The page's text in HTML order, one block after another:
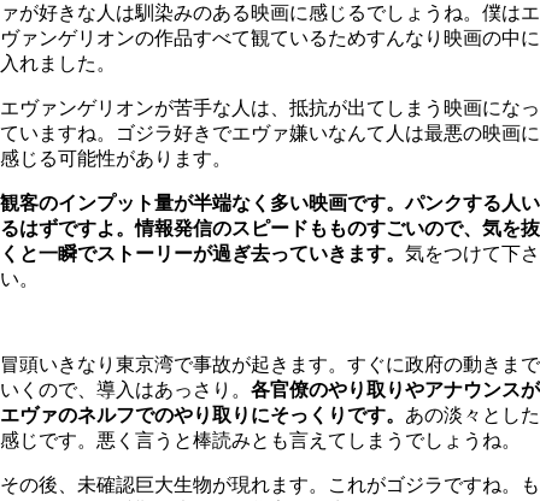
ァが好きな人は馴染みのある映画に感じるでしょうね。僕はエ
ヴァンゲリオンの作品すべて観ているためすんなり映画の中に
入れました。
エヴァンゲリオンが苦手な人は、抵抗が出てしまう映画になっ
ていますね。ゴジラ好きでエヴァ嫌いなんて人は最悪の映画に
感じる可能性があります。
観客のインプット量が半端なく多い映画です。パンクする人い
るはずですよ。情報発信のスピードもものすごいので、気を抜
くと一瞬でストーリーが過ぎ去っていきます。 気をつけて下さ
い。
冒頭いきなり東京湾で事故が起きます。すぐに政府の動きまで
いくので、導入はあっさり。 各官僚のやり取りやアナウンスが
エヴァのネルフでのやり取りにそっくりです。 あの淡々とした
感じです。悪く言うと棒読みとも言えてしまうでしょうね。
その後、未確認巨大生物が現れます。これがゴジラですね。も